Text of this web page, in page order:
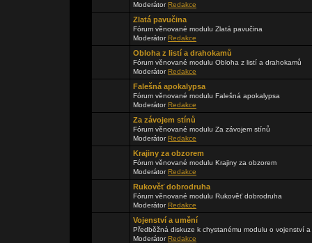
ModerátorRedakce
Zlatá pavučina
Fórum věnované modulu Zlatá pavučina
ModerátorRedakce
Obloha z listí a drahokamů
Fórum věnované modulu Obloha z listí a drahokamů
ModerátorRedakce
Falešná apokalypsa
Fórum věnované modulu Falešná apokalypsa
ModerátorRedakce
Za závojem stínů
Fórum věnované modulu Za závojem stínů
ModerátorRedakce
Krajiny za obzorem
Fórum věnované modulu Krajiny za obzorem
ModerátorRedakce
Rukověť dobrodruha
Fórum věnované modulu Rukověť dobrodruha
ModerátorRedakce
Vojenství a umění
Předběžná diskuze k chystanému modulu o vojenství
ModerátorRedakce